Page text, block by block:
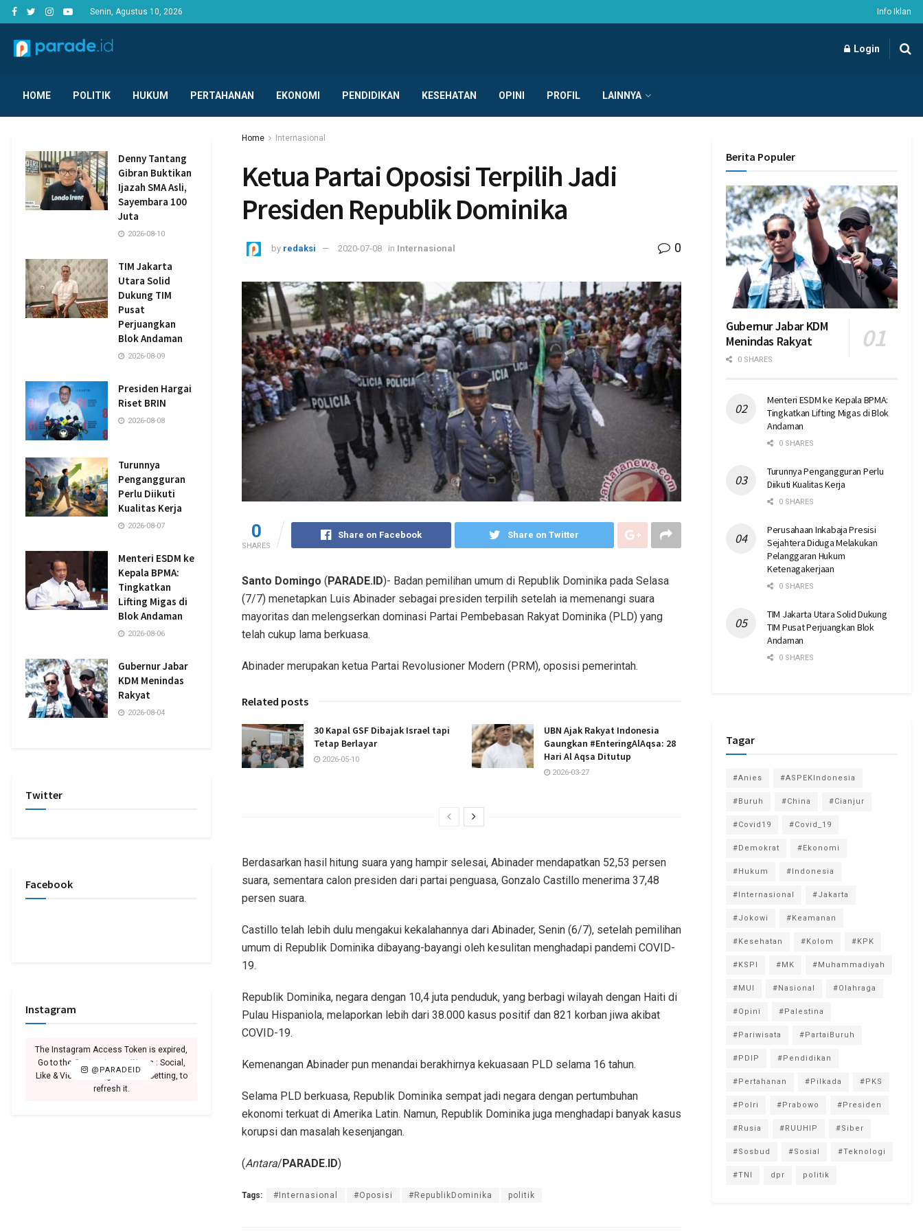
Senin, Agustus 10, 2026 Info Iklan
Login
HOME POLITIK HUKUM PERTAHANAN EKONOMI PENDIDIKAN KESEHATAN OPINI PROFIL LAINNYA
Home Internasional
Ketua Partai Oposisi Terpilih Jadi
Presiden Republik Dominika
by redaksi 2020-07-08 in Internasional 0
0
SHARES
Share on Facebook Share on Twitter
Santo Domingo (PARADE.ID)- Badan pemilihan umum di Republik Dominika pada Selasa
(7/7) menetapkan Luis Abinader sebagai presiden terpilih setelah ia memenangi suara
mayoritas dan melengserkan dominasi Partai Pembebasan Rakyat Dominika (PLD) yang
telah cukup lama berkuasa.
Abinader merupakan ketua Partai Revolusioner Modern (PRM), oposisi pemerintah.
Related posts
30 Kapal GSF Dibajak Israel tapi
Tetap Berlayar
2026-05-10
UBN Ajak Rakyat Indonesia
Gaungkan #EnteringAlAqsa: 28
Hari Al Aqsa Ditutup
2026-03-27
Berdasarkan hasil hitung suara yang hampir selesai, Abinader mendapatkan 52,53 persen
suara, sementara calon presiden dari partai penguasa, Gonzalo Castillo menerima 37,48
persen suara.
Castillo telah lebih dulu mengakui kekalahannya dari Abinader, Senin (6/7), setelah pemilihan
umum di Republik Dominika dibayang-bayangi oleh kesulitan menghadapi pandemi COVID-
19.
Republik Dominika, negara dengan 10,4 juta penduduk, yang berbagi wilayah dengan Haiti di
Pulau Hispaniola, melaporkan lebih dari 38.000 kasus positif dan 821 korban jiwa akibat
COVID-19.
Kemenangan Abinader pun menandai berakhirnya kekuasaan PLD selama 16 tahun.
Selama PLD berkuasa, Republik Dominika sempat jadi negara dengan pertumbuhan
ekonomi terkuat di Amerika Latin. Namun, Republik Dominika juga menghadapi banyak kasus
korupsi dan masalah kesenjangan.
(Antara/PARADE.ID)
Tags: #Internasional #Oposisi #RepublikDominika politik
Denny Tantang
Gibran Buktikan
Ijazah SMA Asli,
Sayembara 100
Juta
2026-08-10
TIM Jakarta
Utara Solid
Dukung TIM
Pusat
Perjuangkan
Blok Andaman
2026-08-09
Presiden Hargai
Riset BRIN
2026-08-08
Turunnya
Pengangguran
Perlu Diikuti
Kualitas Kerja
2026-08-07
Menteri ESDM ke
Kepala BPMA:
Tingkatkan
Lifting Migas di
Blok Andaman
2026-08-06
Gubernur Jabar
KDM Menindas
Rakyat
2026-08-04
Twitter
Facebook
Instagram
@PARADEID
The Instagram Access Token is expired,
Go to the Customizer > JNews : Social,
Like & View > Instagram Feed Setting, to
refresh it.
Berita Populer
Gubernur Jabar KDM
Menindas Rakyat
0 SHARES
Menteri ESDM ke Kepala BPMA:
Tingkatkan Lifting Migas di Blok
Andaman
0 SHARES
Turunnya Pengangguran Perlu
Diikuti Kualitas Kerja
0 SHARES
Perusahaan Inkabaja Presisi
Sejahtera Diduga Melakukan
Pelanggaran Hukum
Ketenagakerjaan
0 SHARES
TIM Jakarta Utara Solid Dukung
TIM Pusat Perjuangkan Blok
Andaman
0 SHARES
Tagar
#Anies #ASPEKIndonesia
#Buruh #China #Cianjur
#Covid19 #Covid_19
#Demokrat #Ekonomi
#Hukum #Indonesia
#Internasional #Jakarta
#Jokowi #Keamanan
#Kesehatan #Kolom #KPK
#KSPI #MK #Muhammadiyah
#MUI #Nasional #Olahraga
#Opini #Palestina
#Pariwisata #PartaiBuruh
#PDIP #Pendidikan
#Pertahanan #Pilkada #PKS
#Polri #Prabowo #Presiden
#Rusia #RUUHIP #Siber
#Sosbud #Sosial #Teknologi
#TNI dpr politik